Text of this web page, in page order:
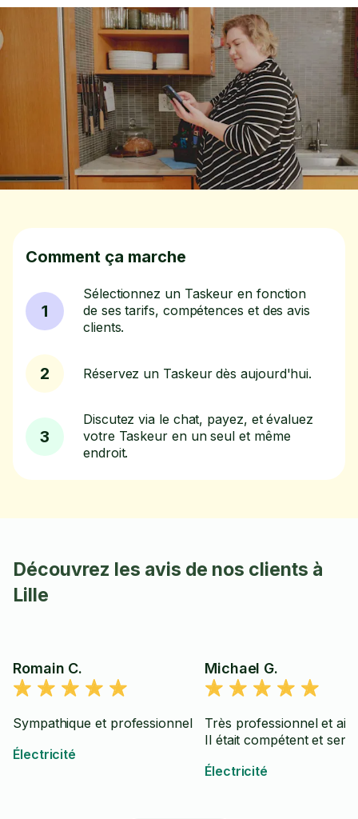
Comment ça marche
1
Sélectionnez un Taskeur en fonction
de ses tarifs, compétences et des avis
clients.
2 Réservez un Taskeur dès aujourd'hui.
3
Discutez via le chat, payez, et évaluez
votre Taskeur en un seul et même
endroit.
Découvrez les avis de nos clients à
Lille
Romain C.
Sympathique et professionnel
Électricité
Michael G.
Très professionnel et
Il était compétent et
Électricité